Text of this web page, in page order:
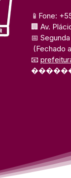
📱Fone:
🏢 Av.
📅
(Fechado
📧
������